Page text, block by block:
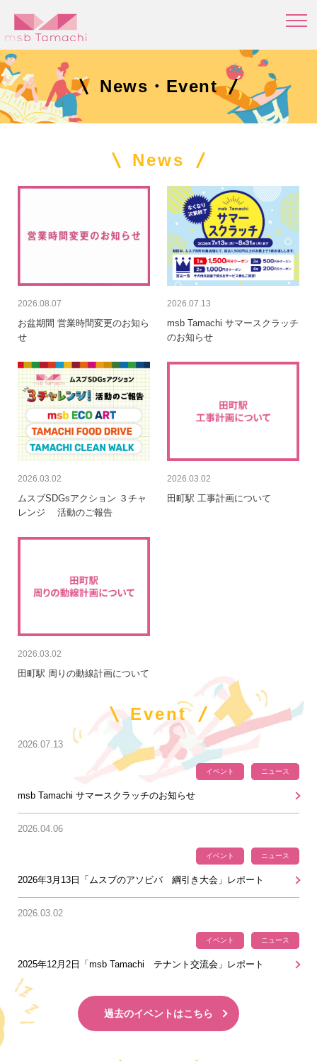
News・Event
News
2026.08.07
お盆期間 営業時間変更のお知ら
せ
2026.07.13
msb Tamachi サマースクラッチ
のお知らせ
2026.03.02
ムスブSDGsアクション ３チャ
レンジ 活動のご報告
2026.03.02
田町駅 工事計画について
2026.03.02
田町駅 周りの動線計画について
Event
2026.07.13
イベント ニュース
msb Tamachi サマースクラッチのお知らせ
2026.04.06
イベント ニュース
2026年3月13日「ムスブのアソビバ 綱引き大会」レポート
2026.03.02
イベント ニュース
2025年12月2日「msb Tamachi テナント交流会」レポート
過去のイベントはこちら